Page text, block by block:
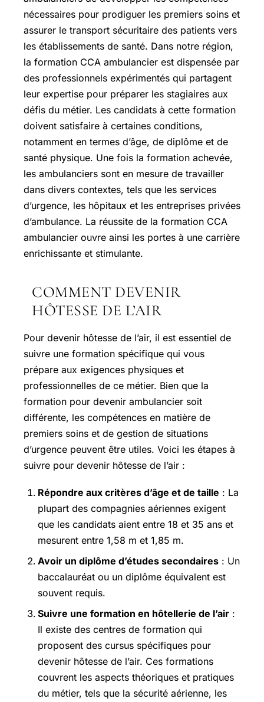
nécessaires pour prodiguer les premiers soins et
assurer le transport sécuritaire des patients vers
les établissements de santé. Dans notre région,
la formation CCA ambulancier est dispensée par
des professionnels expérimentés qui partagent
leur expertise pour préparer les stagiaires aux
défis du métier. Les candidats à cette formation
doivent satisfaire à certaines conditions,
notamment en termes d’âge, de diplôme et de
santé physique. Une fois la formation achevée,
les ambulanciers sont en mesure de travailler
dans divers contextes, tels que les services
d’urgence, les hôpitaux et les entreprises privées
d’ambulance. La réussite de la formation CCA
ambulancier ouvre ainsi les portes à une carrière
enrichissante et stimulante.
COMMENT DEVENIR
HÔTESSE DE L’AIR
Pour devenir hôtesse de l’air, il est essentiel de
suivre une formation spécifique qui vous
prépare aux exigences physiques et
professionnelles de ce métier. Bien que la
formation pour devenir ambulancier soit
différente, les compétences en matière de
premiers soins et de gestion de situations
d’urgence peuvent être utiles. Voici les étapes à
suivre pour devenir hôtesse de l’air :
Répondre aux critères d’âge et de taille : La
plupart des compagnies aériennes exigent
que les candidats aient entre 18 et 35 ans et
mesurent entre 1,58 m et 1,85 m.
Avoir un diplôme d’études secondaires : Un
baccalauréat ou un diplôme équivalent est
souvent requis.
Suivre une formation en hôtellerie de l’air :
Il existe des centres de formation qui
proposent des cursus spécifiques pour
devenir hôtesse de l’air. Ces formations
couvrent les aspects théoriques et pratiques
du métier, tels que la sécurité aérienne, les